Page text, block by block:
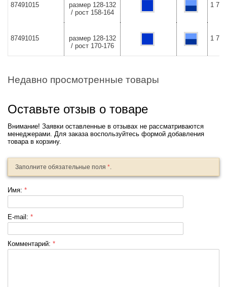
87491015
размер 128-132
/ рост 158-164
1
87491015
размер 128-132
/ рост 170-176
1
Недавно просмотренные товары
Оставьте отзыв о товаре
Внимание! Заявки оставленные в отзывах не рассматриваются
менеджерами. Для заказа воспользуйтесь формой добавления
товара в корзину.
Заполните обязательные поля *
Имя: *
E-mail: *
Комментарий: *